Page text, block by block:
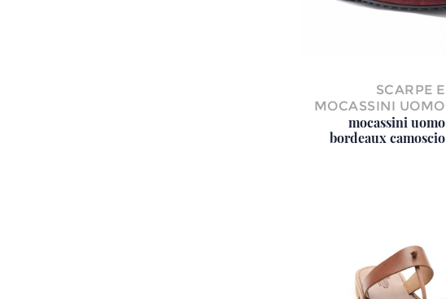
SCARPE E
MOCASSINI UOMO
mocassini uomo
bordeaux camoscio